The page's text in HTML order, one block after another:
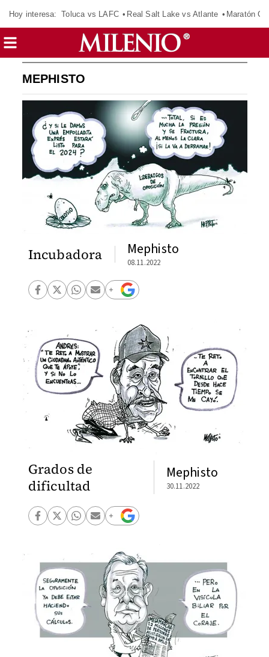
Hoy interesa: Toluca vs LAFC Real Salt Lake vs Atlante Maratón
MEPHISTO
Incubadora Mephisto
08.11.2022
Grados de
dificultad
Mephisto
30.11.2022